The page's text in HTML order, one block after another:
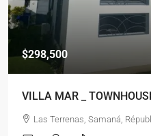
$298,500
VILLA MAR _
Las Terrenas, Samaná,